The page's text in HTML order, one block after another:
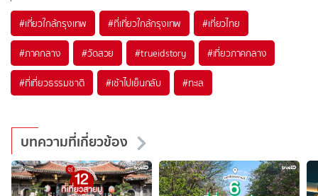
#เที่ยวใกล้กรุงเทพ #ที่เที่ยวใกล้กรุงเทพ #เที่ยวไทย
#ภาคกลาง #วัดสวย #trueidstory #เที่ยวภาคกลาง
#ที่เที่ยวธรรมชาติ #เช้าไปเย็นกลับ #ทะเล
บทความที่เกี่ยวข้อง